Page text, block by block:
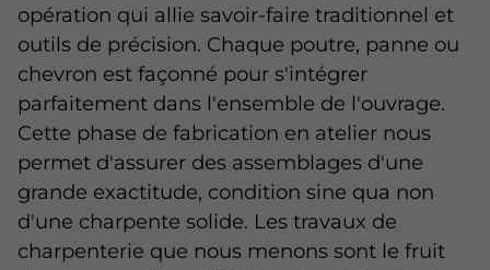
opération qui allie savoir-faire traditionnel et
outils de précision. Chaque poutre, panne ou
chevron est façonné pour s'intégrer
parfaitement dans l'ensemble de l'ouvrage.
Cette phase de fabrication en atelier nous
permet d'assurer des assemblages d'une
grande exactitude, condition sine qua non
d'une charpente solide. Les travaux de
charpenterie que nous menons sont le fruit